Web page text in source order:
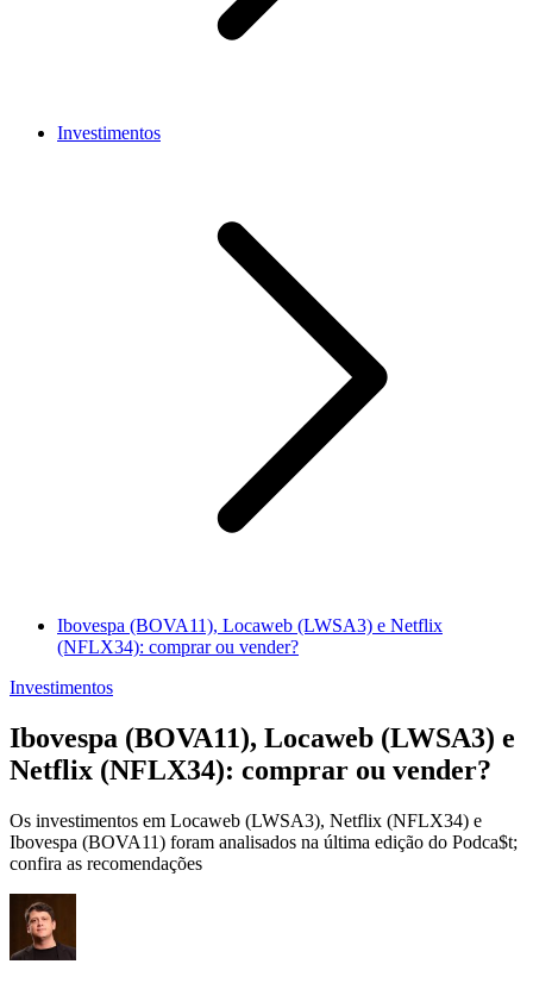
Investimentos
Ibovespa (BOVA11), Locaweb (LWSA3) e Netflix
(NFLX34): comprar ou vender?
Investimentos
Ibovespa (BOVA11), Locaweb (LWSA3) e
Netflix (NFLX34): comprar ou vender?
Os investimentos em Locaweb (LWSA3), Netflix (NFLX34) e
Ibovespa (BOVA11) foram analisados na última edição do Podca$t;
confira as recomendações